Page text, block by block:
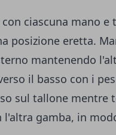
ciascuna mano
posizione eretta.
mantenendo
il basso con i
sul tallone mentre
l'altra gamba, in